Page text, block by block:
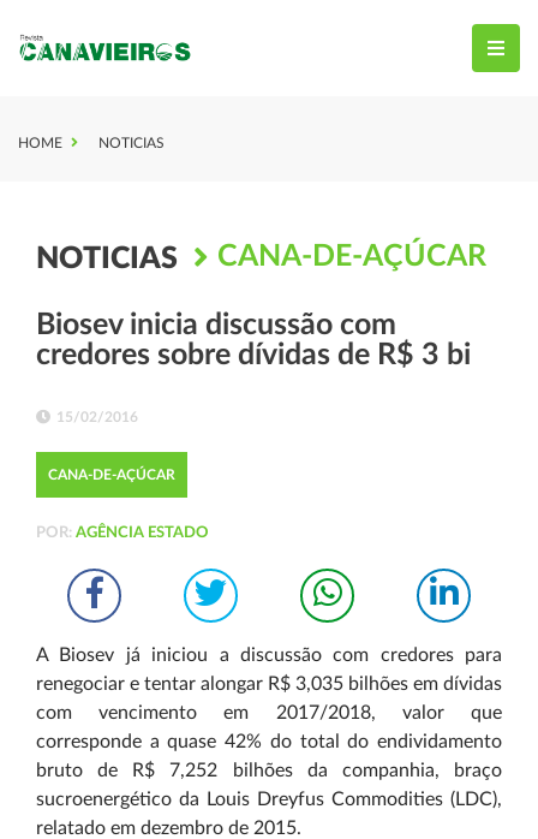
HOME NOTICIAS
NOTICIAS CANA-DE-AÇÚCAR
Biosev inicia discussão com
credores sobre dívidas de R$ 3 bi
15/02/2016
CANA-DE-AÇÚCAR
POR: AGÊNCIA ESTADO
A Biosev já iniciou a discussão com credores para
renegociar e tentar alongar R$ 3,035 bilhões em dívidas
com vencimento em 2017/2018, valor que
corresponde a quase 42% do total do endividamento
bruto de R$ 7,252 bilhões da companhia, braço
sucroenergético da Louis Dreyfus Commodities (LDC),
relatado em dezembro de 2015.